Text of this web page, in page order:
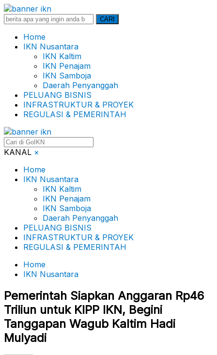
Search
CARI
Home
IKN Nusantara
IKN Kaltim
IKN Penajam
IKN Samboja
Daerah Penyanggah
PELUANG BISNIS
INFRASTRUKTUR & PROYEK
REGULASI & PEMERINTAH
KANAL ×
Home
IKN Nusantara
IKN Kaltim
IKN Penajam
IKN Samboja
Daerah Penyanggah
PELUANG BISNIS
INFRASTRUKTUR & PROYEK
REGULASI & PEMERINTAH
Home
IKN Nusantara
Pemerintah Siapkan Anggaran Rp46
Triliun untuk KIPP IKN, Begini
Tanggapan Wagub Kaltim Hadi
Mulyadi